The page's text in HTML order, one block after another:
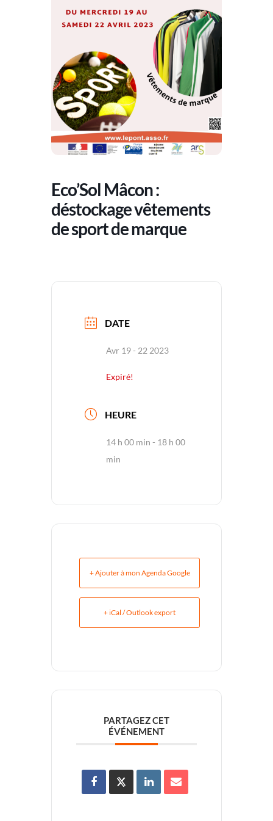
Eco’Sol Mâcon :
déstockage vêtements
de sport de marque
DATE
Avr 19 - 22 2023
Expiré!
HEURE
14 h 00 min - 18 h 00
min
+ Ajouter à mon Agenda Google
+ iCal / Outlook export
PARTAGEZ CET
ÉVÉNEMENT